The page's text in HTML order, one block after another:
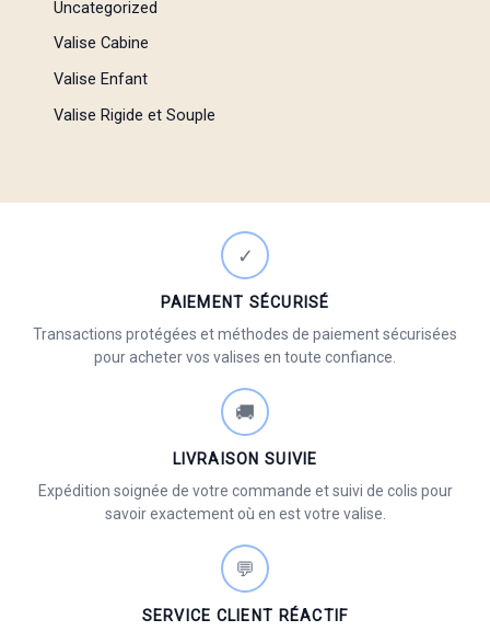
Uncategorized
Valise Cabine
Valise Enfant
Valise Rigide et Souple
✓
PAIEMENT SÉCURISÉ
Transactions protégées et méthodes de paiement sécurisées
pour acheter vos valises en toute confiance.
🚚
LIVRAISON SUIVIE
Expédition soignée de votre commande et suivi de colis pour
savoir exactement où en est votre valise.
💬
SERVICE CLIENT RÉACTIF